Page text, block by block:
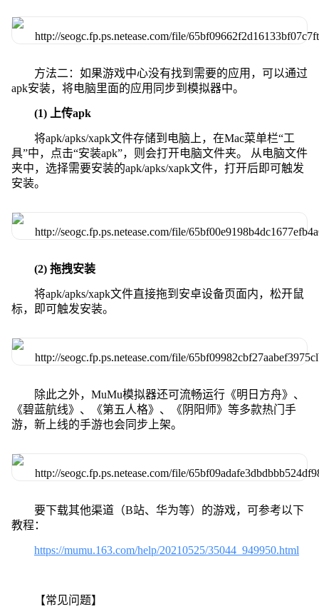
方法二：如果游戏中心没有找到需要的应用，可以通过
apk安装，将电脑里面的应用同步到模拟器中。
(1) 上传apk
将apk/apks/xapk文件存储到电脑上，在Mac菜单栏“工
具”中，点击“安装apk”，则会打开电脑文件夹。 从电脑文件
夹中，选择需要安装的apk/apks/xapk文件，打开后即可触发
安装。
(2) 拖拽安装
将apk/apks/xapk文件直接拖到安卓设备页面内，松开鼠
标，即可触发安装。
除此之外，MuMu模拟器还可流畅运行《明日方舟》、
《碧蓝航线》、《第五人格》、《阴阳师》等多款热门手
游，新上线的手游也会同步上架。
要下载其他渠道（B站、华为等）的游戏，可参考以下
教程：
https://mumu.163.com/help/20210525/35044_949950.html
【常见问题】